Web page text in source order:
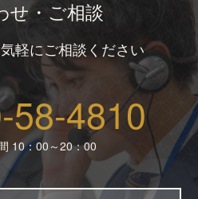
せ・ご相談
軽にご相談ください
58-4810
10：00～20：00